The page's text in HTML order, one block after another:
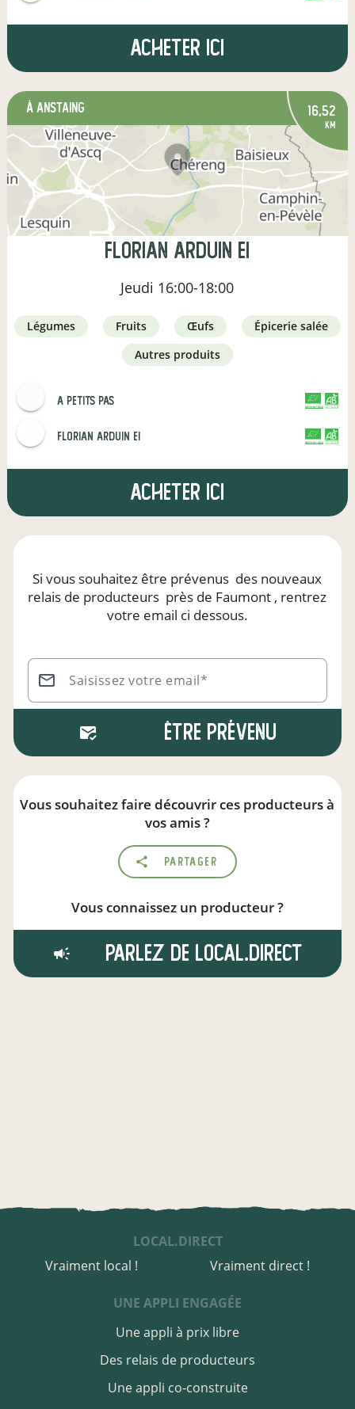
Acheter ici
à Anstaing 16,52
km
Florian Arduin EI
Jeudi 16:00-18:00
légumes fruits œufs
épicerie salée
autres produits
a petits pas
Florian Arduin EI
Acheter ici
Si vous souhaitez être prévenus des nouveaux
relais de producteurs près de Faumont , rentrez
votre email ci dessous.
Saisissez votre email*
Être prévenu
Vous souhaitez faire découvrir ces producteurs à
vos amis ?
Partager
Vous connaissez un producteur ?
Parlez de local.direct
LOCAL.DIRECT
Vraiment local !
Vraiment direct !
UNE APPLI ENGAGÉE
Une appli à prix libre
Des relais de producteurs
Une appli co-construite